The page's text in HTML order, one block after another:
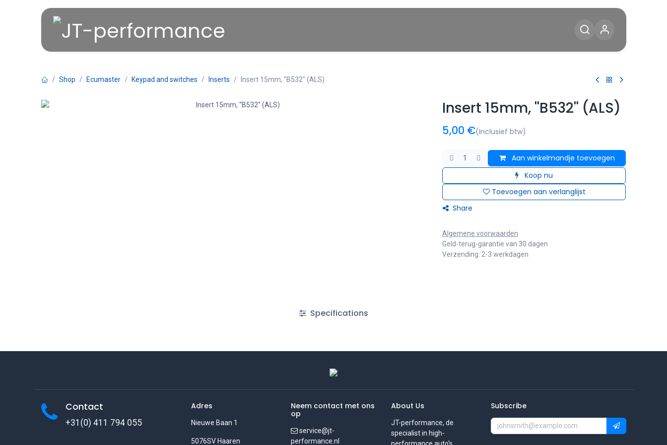
Shop Ecumaster Keypad and switches Inserts Insert 15mm, ''B532'' (ALS)
Insert 15mm, ''B532'' (ALS)
5,00 €(Inclusief btw)
Aan winkelmandje toevoegen
Koop nu
Toevoegen aan verlanglijst
Share
Algemene voorwaarden
Geld-terug-garantie van 30 dagen
Verzending: 2-3 werkdagen
Specifications
Contact
+31(0) 411 794 055
Adres
Nieuwe Baan 1
5076SV Haaren
Neem contact met ons
op
service@jt-
performance.nl
About Us
JT-performance, de
specialist in high-
Subscribe